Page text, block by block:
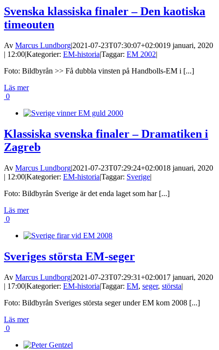
Svenska klassiska finaler – Den kaotiska
timeouten
Av Marcus Lundborg|2021-07-23T07:30:07+02:0019 januari, 2020
| 12:00|Kategorier: EM-historia|Taggar: EM 2002|
Foto: Bildbyrån >> Få dubbla vinsten på Handbolls-EM i [...]
Läs mer
0
Klassiska svenska finaler – Dramatiken i
Zagreb
Av Marcus Lundborg|2021-07-23T07:29:24+02:0018 januari, 2020
| 12:00|Kategorier: EM-historia|Taggar: Sverige|
Foto: Bildbyrån Sverige är det enda laget som har [...]
Läs mer
0
Sveriges största EM-seger
Av Marcus Lundborg|2021-07-23T07:29:31+02:0017 januari, 2020
| 17:00|Kategorier: EM-historia|Taggar: EM, seger, största|
Foto: Bildbyrån Sveriges största seger under EM kom 2008 [...]
Läs mer
0